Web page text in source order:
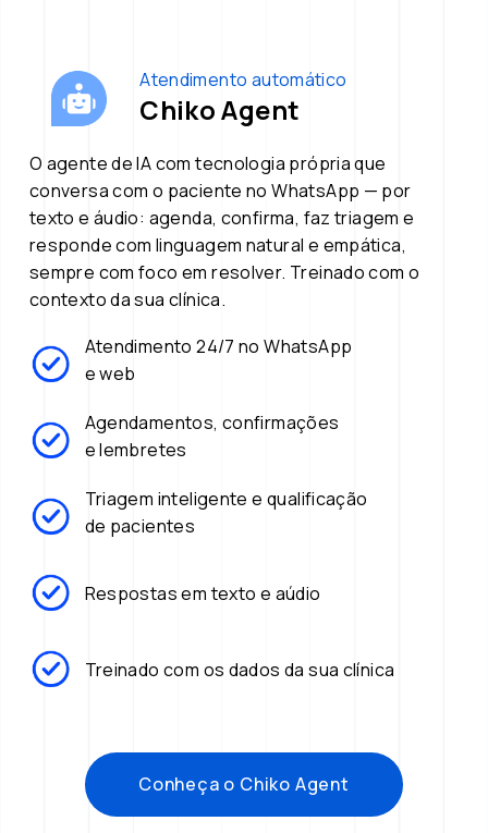
Chiko Agent
Atendimento automático
O agente de IA com tecnologia própria que
conversa com o paciente no WhatsApp — por
texto e áudio: agenda, confirma, faz triagem e
responde com linguagem natural e empática,
sempre com foco em resolver. Treinado com o
contexto da sua clínica.
Atendimento 24/7 no WhatsApp
e web
Agendamentos, confirmações
e lembretes
Triagem inteligente e qualificação
de pacientes
Respostas em texto e aúdio
Treinado com os dados da sua clínica
Conheça o Chiko Agent